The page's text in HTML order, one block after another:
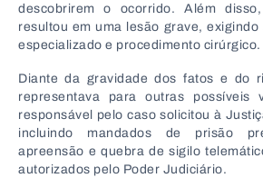
descobrirem o ocorrido. Além
resultou em uma lesão grave,
especializado e procedimento cirúrgico.
Diante da gravidade dos fatos e do
representava para outras possíveis
responsável pelo caso solicitou à
incluindo mandados de prisão
apreensão e quebra de sigilo
autorizados pelo Poder Judiciário.